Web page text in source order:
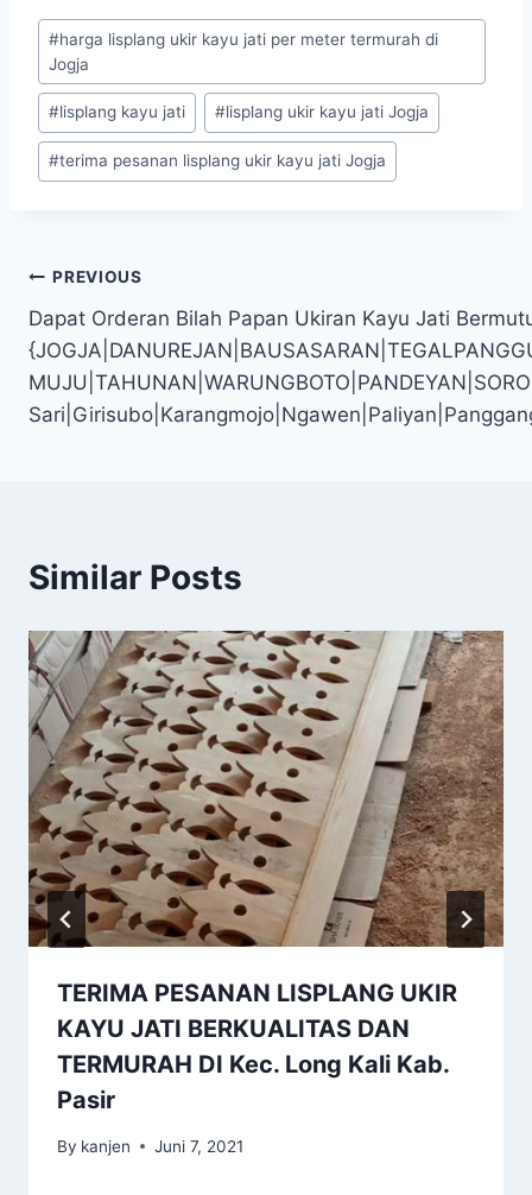
#harga lisplang ukir kayu jati per meter termurah di
Jogja
#lisplang kayu jati #lisplang ukir kayu jati Jogja
#terima pesanan lisplang ukir kayu jati Jogja
PREVIOUS
Dapat Orderan Bilah Papan Ukiran Kayu Jati
Similar Posts
TERIMA PESANAN LISPLANG UKIR
KAYU JATI BERKUALITAS DAN
TERMURAH DI Kec. Long Kali Kab.
Pasir
By kanjen Juni 7, 2021